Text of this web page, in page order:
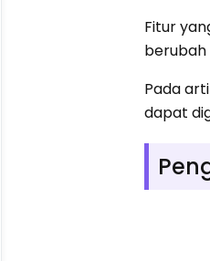
Fitur
berubah
Pada
dapat